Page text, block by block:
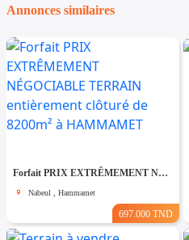
Annonces similaires
Forfait PRIX EXTRÊMEMENT NÉGOCIABLE TERRAIN entièrement clôturé de 8200m² à HAMMAMET
Nabeul , Hammamet
697.000 TND